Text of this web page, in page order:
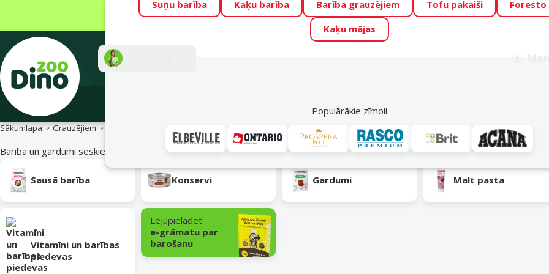
Visu mēnesi Dino Zoo piedāvā lieliskas cenas mīluļu TOP barībām! 🍖 →
Fotokonkurss “GADA ŪSAIŅI”! Varbūt tieši Tavs mīlulis būs 2027. gada
Suņu barība Kaķu barība Barība grauzējiem Tofu pakaiši
Foresto
Kaķu mājas
Populārākie zīmoli
Akciju piedāvājumi
Sākumlapa Grauzējiem
Barība un gardumi seskiem
Apakškategorija
Sausā barība
Konservi Gardumi Malt pasta
Vitamīni un barības
piedevas
Lejupielādēt
e-grāmatu par
barošanu